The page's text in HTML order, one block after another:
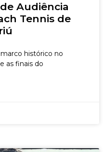
Audiência
Tennis de
histórico no
as finais do